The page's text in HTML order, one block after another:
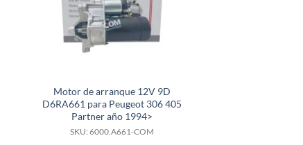
Motor de arranque 12V 9D
D6RA661 para Peugeot 306 405
Partner año 1994>
SKU: 6000.A661-COM